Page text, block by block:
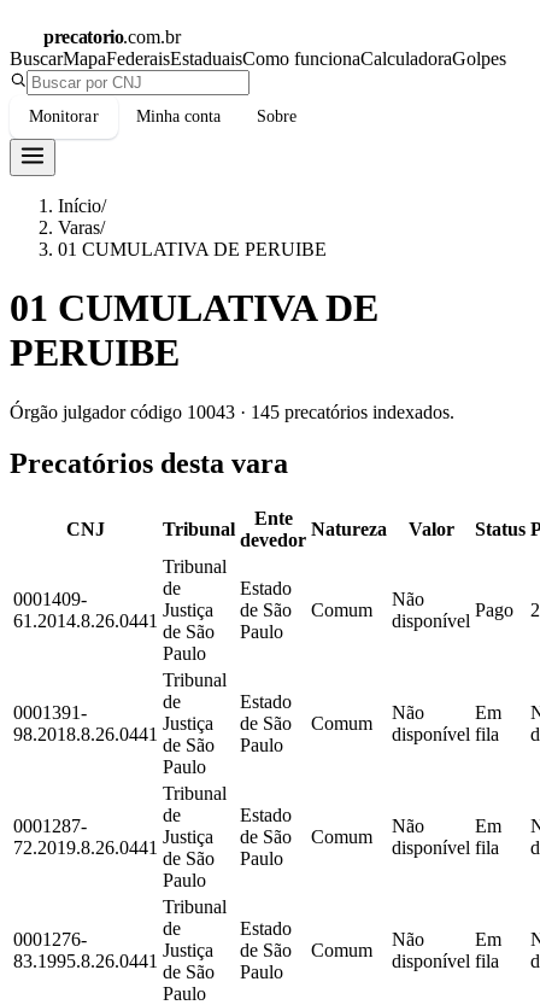
precatorio.com.br
BuscarMapaFederaisEstaduaisComo funcionaCalculadoraGolpes
Monitorar Minha conta Sobre
Início/
Varas/
01 CUMULATIVA DE PERUIBE
01 CUMULATIVA DE
PERUIBE
Órgão julgador código 10043 · 145 precatórios indexados.
Precatórios desta vara
CNJ Tribunal
Ente
devedor
Natureza Valor Status
0001409-
61.2014.8.26.0441
Tribunal
de
Justiça
de São
Paulo
Estado
de São
Paulo
Comum
Não
disponível
Pago
0001391-
98.2018.8.26.0441
Tribunal
de
Justiça
de São
Paulo
Estado
de São
Paulo
Comum
Não
disponível
Em
fila
0001287-
72.2019.8.26.0441
Tribunal
de
Justiça
de São
Paulo
Estado
de São
Paulo
Comum
Não
disponível
Em
fila
0001276-
83.1995.8.26.0441
Tribunal
de
Justiça
de São
Paulo
Estado
de São
Paulo
Comum
Não
disponível
Em
fila